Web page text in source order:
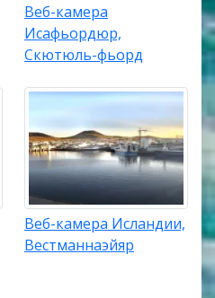
Веб-камера
Исафьордюр,
Скютюль-фьорд
Веб-камера Исландии,
Вестманнаэйяр